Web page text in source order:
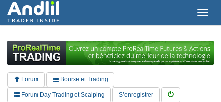
T
g
l
e
n
Forum Bourse et Trading
Forum Day Trading et Scalping S’enregistrer